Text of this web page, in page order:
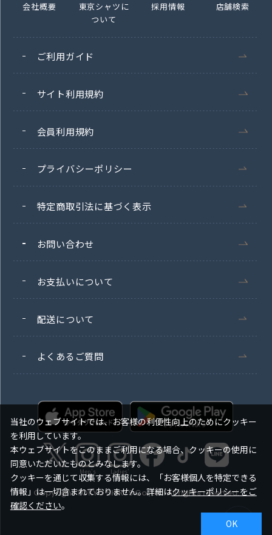
会社概要
東京シャツに
ついて
採用情報 店舗検索
ご利用ガイド
サイト利用規約
会員利用規約
プライバシーポリシー
特定商取引法に基づく表示
お問い合わせ
お支払いについて
配送について
よくあるご質問
Men's Ladies'
Copyright TOKYO SHIRTS Co.,Ltd. All rights reserved.
当社のウェブサイトでは、お客様の利便性向上のためにクッキー
を利用しています。
本ウェブサイトをこのままご利用になる場合、クッキーの使用に
同意いただいたものとみなします。
クッキーを通じて収集する情報には、「お客様個人を特定できる
情報」は一切含まれておりません。詳細はクッキーポリシーをご
確認ください。
OK